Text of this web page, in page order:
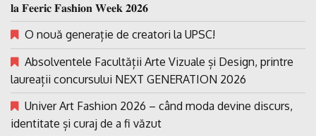
𝐥𝐚 𝐅𝐞𝐞𝐫𝐢𝐜 𝐅𝐚𝐬𝐡𝐢𝐨𝐧 𝐖𝐞𝐞𝐤 𝟐𝟎𝟐𝟔
O nouă generație de creatori la UPSC!
Absolventele Facultății Arte Vizuale și Design, printre
laureații concursului NEXT GENERATION 2026
Univer Art Fashion 2026 – când moda devine discurs,
identitate și curaj de a fi văzut